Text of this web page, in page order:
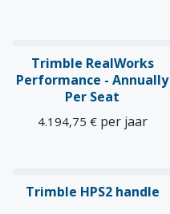
Trimble RealWorks
Performance - Annually
Per Seat
4.194,75 € per jaar
Trimble HPS2 handle